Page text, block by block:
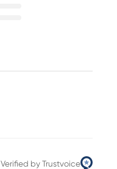
Verified by Trustvoice